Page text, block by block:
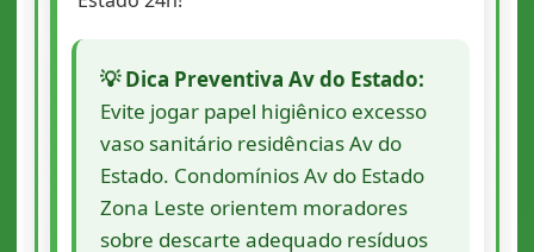
💡 Dica Preventiva Av do Estado:
Evite jogar papel higiênico excesso
vaso sanitário residências Av do
Estado. Condomínios Av do Estado
Zona Leste orientem moradores
sobre descarte adequado resíduos